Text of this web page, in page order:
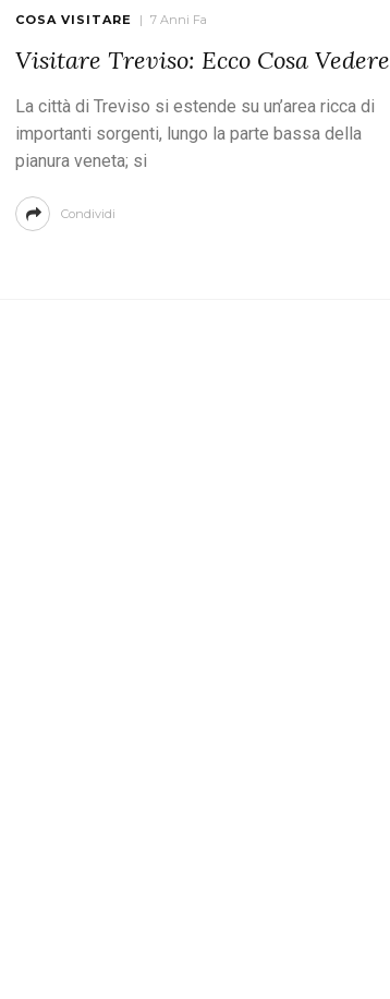
COSA VISITARE 7 Anni Fa
Visitare Treviso: Ecco Cosa Vedere
La città di Treviso si estende su un’area ricca di
importanti sorgenti, lungo la parte bassa della
pianura veneta; si
Condividi